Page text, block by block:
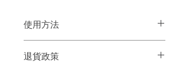
使用方法
可。
退貨政策